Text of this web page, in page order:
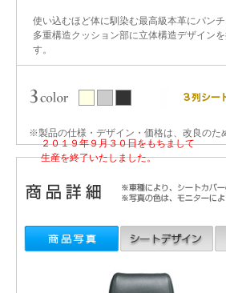
使い込むほど体に馴染む最高級本革にパン
多重構造クッション部に立体構造デザイン
す。
２０１９年９月３０日をもちまして
生産を終了いたしました。
※製品の仕様・デザイン・価格は、改良のた